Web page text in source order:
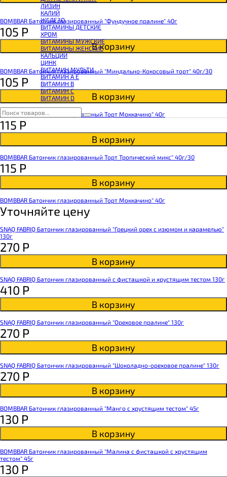
КРЕАТИН
ПОЛЕЗНЫЕ ЖИРЫ
ПРОТЕИН
ПРОТЕИНОВОЕ ПЕЧЕНЬЕ
ПРОТЕИНОВЫЕ БАТОНЧИКИ
ПРОТЕИНОВЫЕ КАШИ
ТЕСТОБУСТЕРЫ
ЦИТРУЛЛИН МАЛАТ
ПРЕДТРЕНИРОВОЧНЫЕ КОМПЛЕКСЫ
ЭНЕРГЕТИКИ И ЖИРОСЖИГАТЕЛИ#
ЛИЗИН
КАЛИЙ
ЖЕЛЕЗО
ВИТАМИНЫ ДЕТСКИЕ
ХРОМ
ВИТАМИНЫ МУЖСКИЕ
ВИТАМИНЫ ЖЕНСКИЕ
КАЛЬЦИЙ
ЦИНК
ВИТАМИН МУЛЬТИ
ВИТАМИН A E
ВИТАМИН B
ВИТАМИН C
ВИТАМИН D
BOMBBAR Батончик глазированный "Фундучное пралине" 40г
105 Р
В корзину
BOMBBAR Батончик глазированный "Миндально-Кокосовый торт" 40г/30
105 Р
В корзину
BOMBBAR Батончик глазированный Торт Моккачино" 40г
115 Р
В корзину
BOMBBAR Батончик глазированный Торт Тропический микс" 40г/30
115 Р
В корзину
BOMBBAR Батончик глазированный Торт Моккачино" 40г
Уточняйте цену
SNAQ FABRIQ Батончик глазированный "Грецкий орех с изюмом и карамелью"
130г
270 Р
В корзину
SNAQ FABRIQ Батончик глазированный с фисташкой и хрустящим тестом 130г
410 Р
В корзину
SNAQ FABRIQ Батончик глазированный "Ореховое пралине" 130г
270 Р
В корзину
SNAQ FABRIQ Батончик глазированный "Шоколадно-ореховое пралине" 130г
270 Р
В корзину
BOMBBAR Батончик глазированный "Манго с хрустящим тестом" 45г
130 Р
В корзину
BOMBBAR Батончик глазированный "Малина с фисташкой с хрустящим
тестом" 45г
130 Р